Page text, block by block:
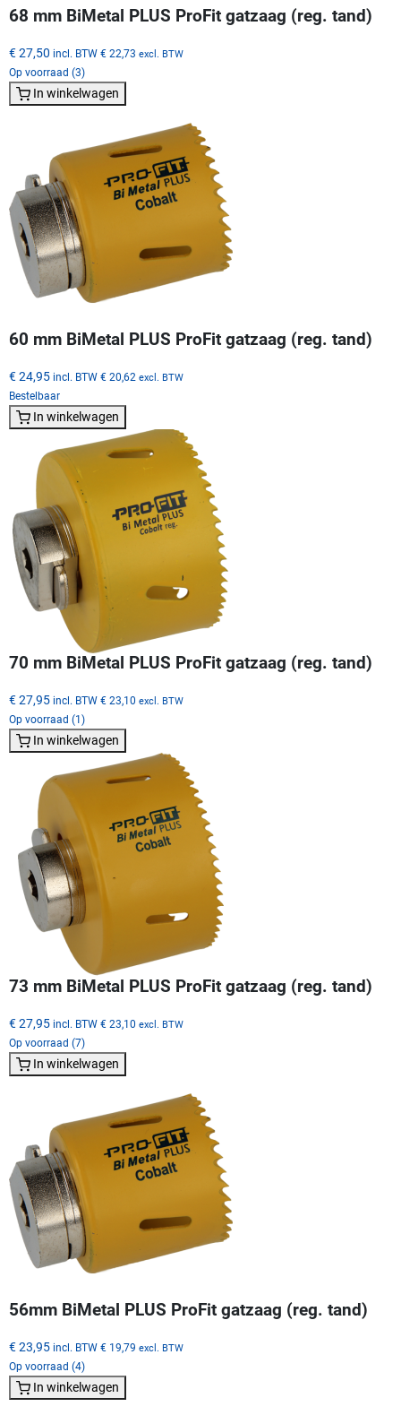
68 mm BiMetal PLUS ProFit gatzaag (reg. tand)
€ 27,50 incl. BTW € 22,73 excl. BTW
Op voorraad (3)
In winkelwagen
60 mm BiMetal PLUS ProFit gatzaag (reg. tand)
€ 24,95 incl. BTW € 20,62 excl. BTW
Bestelbaar
In winkelwagen
70 mm BiMetal PLUS ProFit gatzaag (reg. tand)
€ 27,95 incl. BTW € 23,10 excl. BTW
Op voorraad (1)
In winkelwagen
73 mm BiMetal PLUS ProFit gatzaag (reg. tand)
€ 27,95 incl. BTW € 23,10 excl. BTW
Op voorraad (7)
In winkelwagen
56mm BiMetal PLUS ProFit gatzaag (reg. tand)
€ 23,95 incl. BTW € 19,79 excl. BTW
Op voorraad (4)
In winkelwagen